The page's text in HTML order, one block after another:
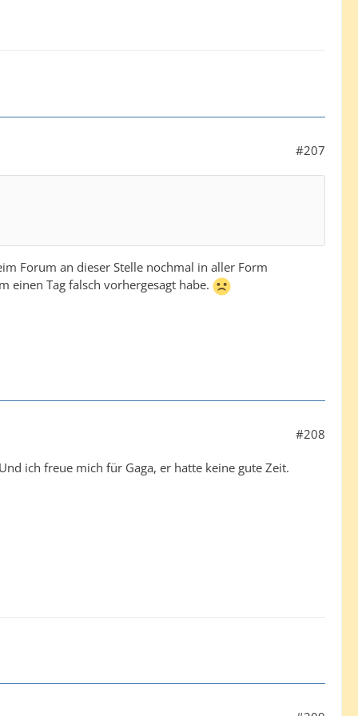
#207
Forum an dieser Stelle nochmal in aller Form
einen Tag falsch vorhergesagt habe.
#208
ich freue mich für Gaga, er hatte keine gute Zeit.